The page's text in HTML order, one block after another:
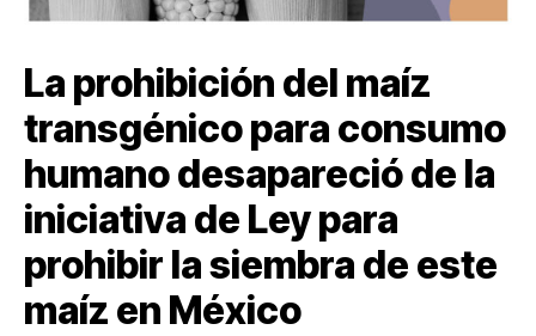
La prohibición del maíz
transgénico para consumo
humano desapareció de la
iniciativa de Ley para
prohibir la siembra de este
maíz en México